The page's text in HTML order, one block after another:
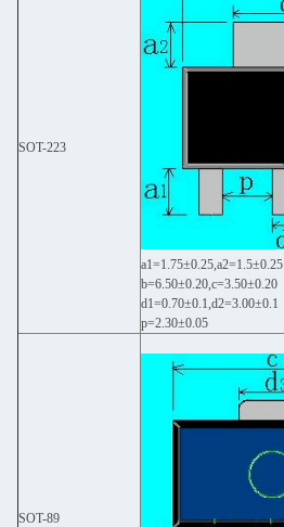
SOT-223
a1=1.75±0.25,a2=1.5±0.25
b=6.50±0.20,c=3.50±0.20
d1=0.70±0.1,d2=3.00±0.1
p=2.30±0.05
SOT-89